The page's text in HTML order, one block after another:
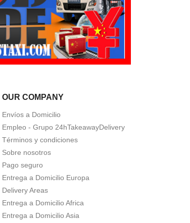
OUR COMPANY
Envíos a Domicilio
Empleo - Grupo 24hTakeawayDelivery
Términos y condiciones
Sobre nosotros
Pago seguro
Entrega a Domicilio Europa
Delivery Areas
Entrega a Domicilio Africa
Entrega a Domicilio Asia